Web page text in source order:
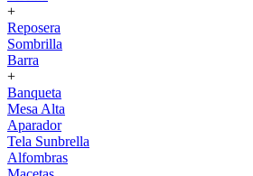
+
Reposera
Sombrilla
Barra
+
Banqueta
Mesa Alta
Aparador
Tela Sunbrella
Alfombras